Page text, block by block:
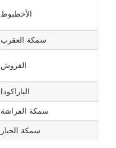
الأخطبوط
سمكة العقرب
القروش
الباراكودا
سمكة الفراشة
سمكة الحبار